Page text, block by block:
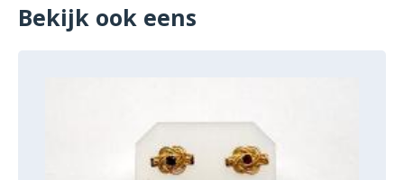
Bekijk ook eens